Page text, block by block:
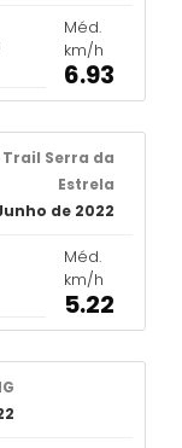
Méd.
km/h
6.93
Serra da
Estrela
de 2022
Méd.
km/h
5.22